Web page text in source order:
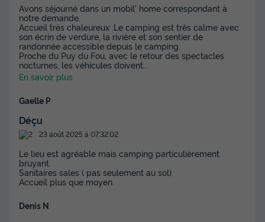
Avons séjourné dans un mobil' home correspondant à
notre demande.
Accueil très chaleureux .Le camping est très calme avec
son écrin de verdure, la rivière et son sentier de
randonnée accessible depuis le camping.
Proche du Puy du Fou, avec le retour des spectacles
nocturnes, les véhicules doivent
En savoir plus
Gaelle P
Déçu
23 août 2025 à 07:32:02
Le lieu est agréable mais camping particulièrement
bruyant.
Sanitaires sales ( pas seulement au sol).
Accueil plus que moyen.
Denis N